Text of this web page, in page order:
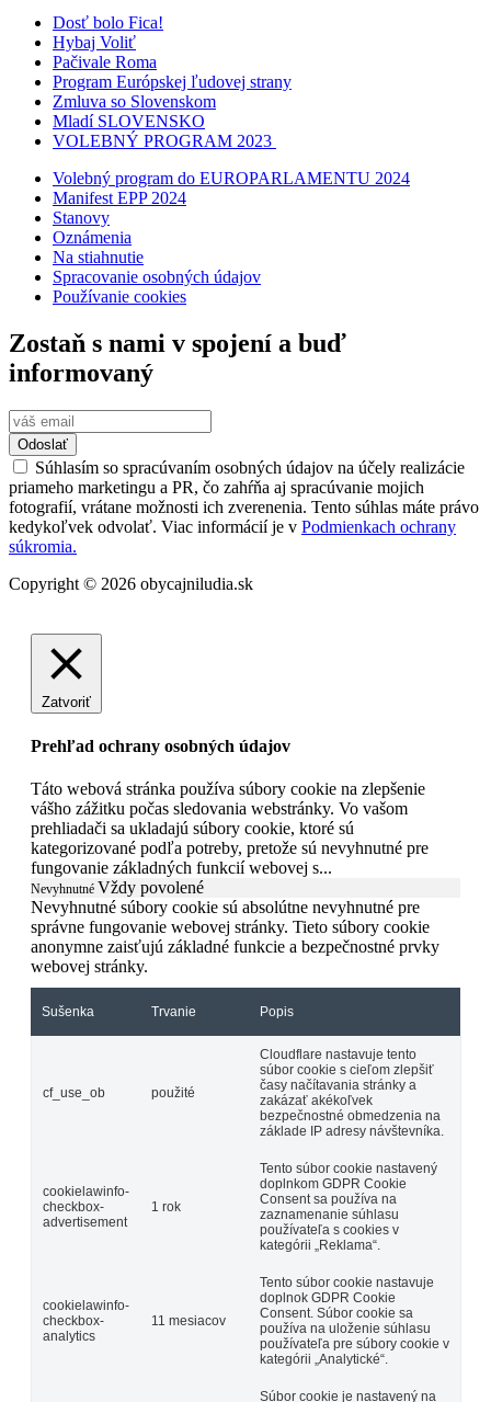
Dosť bolo Fica!
Hybaj Voliť
Pačivale Roma
Program Európskej ľudovej strany
Zmluva so Slovenskom
Mladí SLOVENSKO
VOLEBNÝ PROGRAM 2023
Volebný program do EUROPARLAMENTU 2024
Manifest EPP 2024
Stanovy
Oznámenia
Na stiahnutie
Spracovanie osobných údajov
Používanie cookies
Zostaň s nami v spojení a buď
informovaný
Odoslať
Súhlasím so spracúvaním osobných údajov na účely realizácie
priameho marketingu a PR, čo zahŕňa aj spracúvanie mojich
fotografií, vrátane možnosti ich zverenenia. Tento súhlas máte právo
kedykoľvek odvolať. Viac informácií je v Podmienkach ochrany
súkromia.
Copyright © 2026 obycajniludia.sk
Zatvoriť
Prehľad ochrany osobných údajov
Táto webová stránka používa súbory cookie na zlepšenie
vášho zážitku počas sledovania webstránky. Vo vašom
prehliadači sa ukladajú súbory cookie, ktoré sú
kategorizované podľa potreby, pretože sú nevyhnutné pre
fungovanie základných funkcií webovej s...
Nevyhnutné Vždy povolené
Nevyhnutné súbory cookie sú absolútne nevyhnutné pre
správne fungovanie webovej stránky. Tieto súbory cookie
anonymne zaisťujú základné funkcie a bezpečnostné prvky
webovej stránky.
Sušenka Trvanie Popis
cf_use_ob použité
Cloudflare nastavuje tento
súbor cookie s cieľom zlepšiť
časy načítavania stránky a
zakázať akékoľvek
bezpečnostné obmedzenia na
základe IP adresy návštevníka.
cookielawinfo-
checkbox-
advertisement
1 rok
Tento súbor cookie nastavený
doplnkom GDPR Cookie
Consent sa používa na
zaznamenanie súhlasu
používateľa s cookies v
kategórii „Reklama“.
cookielawinfo-
checkbox-
analytics
11 mesiacov
Tento súbor cookie nastavuje
doplnok GDPR Cookie
Consent. Súbor cookie sa
používa na uloženie súhlasu
používateľa pre súbory cookie v
kategórii „Analytické“.
Súbor cookie je nastavený na